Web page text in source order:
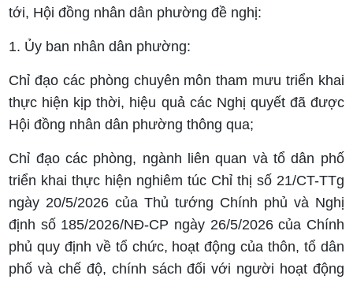
tới, Hội đồng nhân dân phường đề nghị:
1. Ủy ban nhân dân phường:
Chỉ đạo các phòng chuyên môn tham mưu triển khai
thực hiện kịp thời, hiệu quả các Nghị quyết đã được
Hội đồng nhân dân phường thông qua;
Chỉ đạo các phòng, ngành liên quan và tổ dân phố
triển khai thực hiện nghiêm túc Chỉ thị số 21/CT-TTg
ngày 20/5/2026 của Thủ tướng Chính phủ và Nghị
định số 185/2026/NĐ-CP ngày 26/5/2026 của Chính
phủ quy định về tổ chức, hoạt động của thôn, tổ dân
phố và chế độ, chính sách đối với người hoạt động